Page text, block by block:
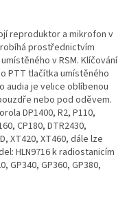
reproduktor a mikrofon v
prostřednictvím
v RSM. Klíčování
PTT tlačítka umístěného
audia je velice oblíbenou
nebo pod oděvem.
DP1400, R2, P110,
CP180, DTR2430,
XT420, XT460, dále lze
HLN9716 k radiostanicím
GP340, GP360, GP380,